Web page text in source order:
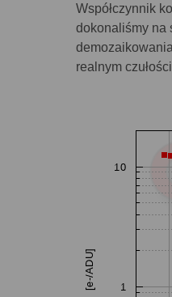
Współczynnik
dokonaliśmy na
realnym